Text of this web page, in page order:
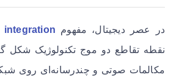
در عصر دیجیتال، مفهوم integration
نقطه تقاطع دو موج تکنولوژیک شکل